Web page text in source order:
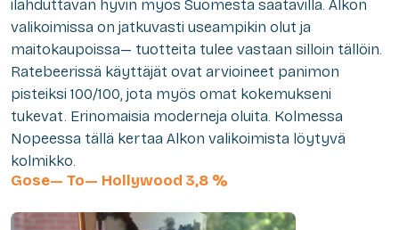
ilahduttavan hyvin myös Suomesta saatavilla. Alkon
valikoimissa on jatkuvasti useampikin olut ja
maitokaupoissa— tuotteita tulee vastaan silloin tällöin.
Ratebeerissä käyttäjät ovat arvioineet panimon
pisteiksi 100/100, jota myös omat kokemukseni
tukevat. Erinomaisia moderneja oluita. Kolmessa
Nopeessa tällä kertaa Alkon valikoimista löytyvä
kolmikko.
Gose— To— Hollywood 3,8 %